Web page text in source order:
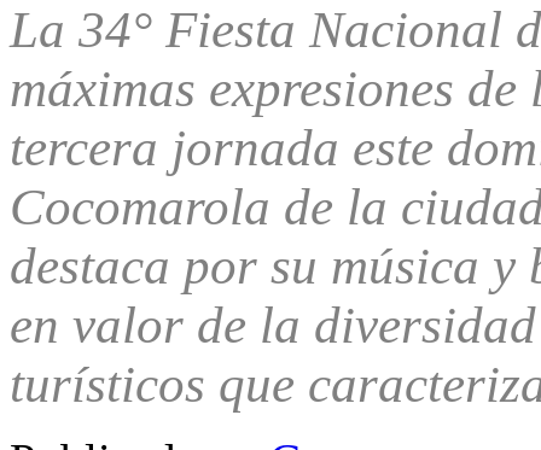
La 34° Fiesta Nacional
máximas expresiones
tercera jornada este
Cocomarola de la
destaca por su música
en valor de la
turísticos que